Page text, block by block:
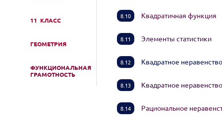
11 КЛАСС
ГЕОМЕТРИЯ
ФУНКЦИОНАЛЬНАЯ
ГРАМОТНОСТЬ
8.10 Квадратичная функция
8.11 Элементы статистики
8.12 Квадратное
8.13 Квадратное
8.14 Рациональное